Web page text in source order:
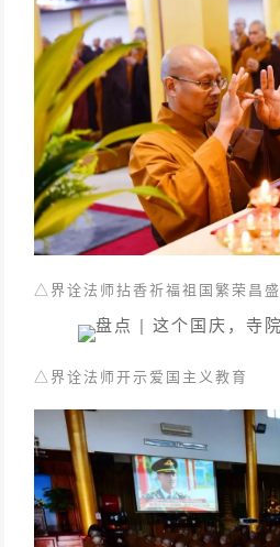
△ 界诠法师拈香祈福祖国繁荣昌盛
△ 界诠法师开示爱国主义教育